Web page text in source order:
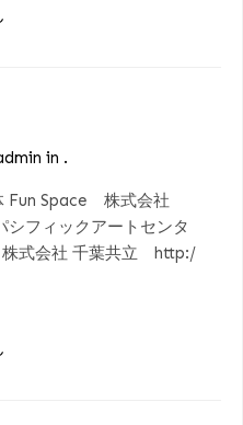
in .
Fun Space 株式会社
フィックアートセンタ
式会社 千葉共立 http:/